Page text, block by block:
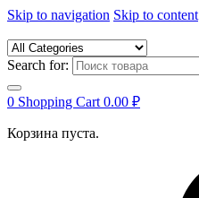
Skip to navigation Skip to content
Search for:
0 Shopping Cart 0.00 ₽
Корзина пуста.